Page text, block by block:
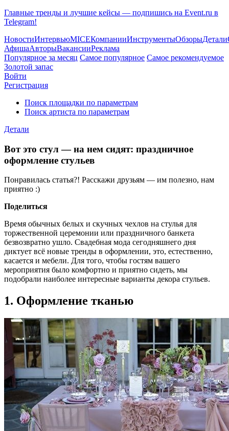
Главные тренды и лучшие кейсы — подпишись на Event.ru в
Telegram!
НовостиИнтервьюMICEКомпанииИнструментыОбзорыДетали
АфишаАвторыВакансииРеклама
Популярное за месяц Самое популярное Самое рекомендуемое
Золотой запас
Войти
Регистрация
Поиск площадки по параметрам
Поиск артиста по параметрам
Детали
Вот это стул — на нем сидят: праздничное
оформление стульев
Понравилась статья?! Расскажи друзьям — им полезно, нам
приятно :)
Поделиться
Время обычных белых и скучных чехлов на стулья для
торжественной церемонии или праздничного банкета
безвозвратно ушло. Свадебная мода сегодняшнего дня
диктует всё новые тренды в оформлении, это, естественно,
касается и мебели. Для того, чтобы гостям вашего
мероприятия было комфортно и приятно сидеть, мы
подобрали наиболее интересные варианты декора стульев.
1. Оформление тканью